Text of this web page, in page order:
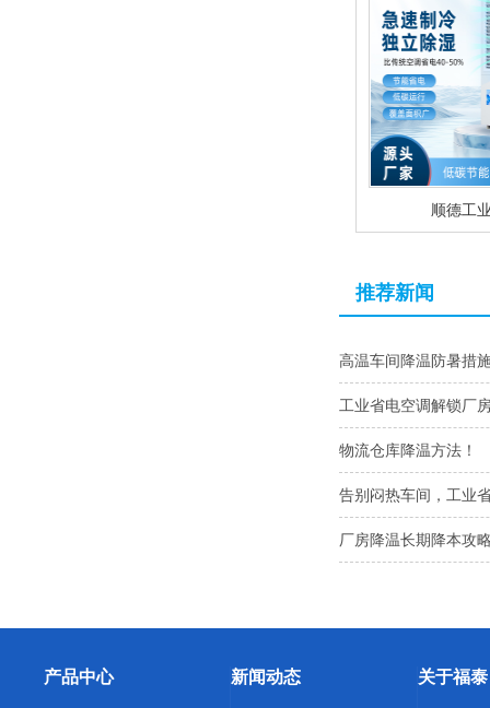
顺德工
推荐新闻
高温车间降温防暑措
工业省电空调解锁厂
物流仓库降温方法！
告别闷热车间，工业
厂房降温长期降本攻
产品中心 新闻动态 关于福泰